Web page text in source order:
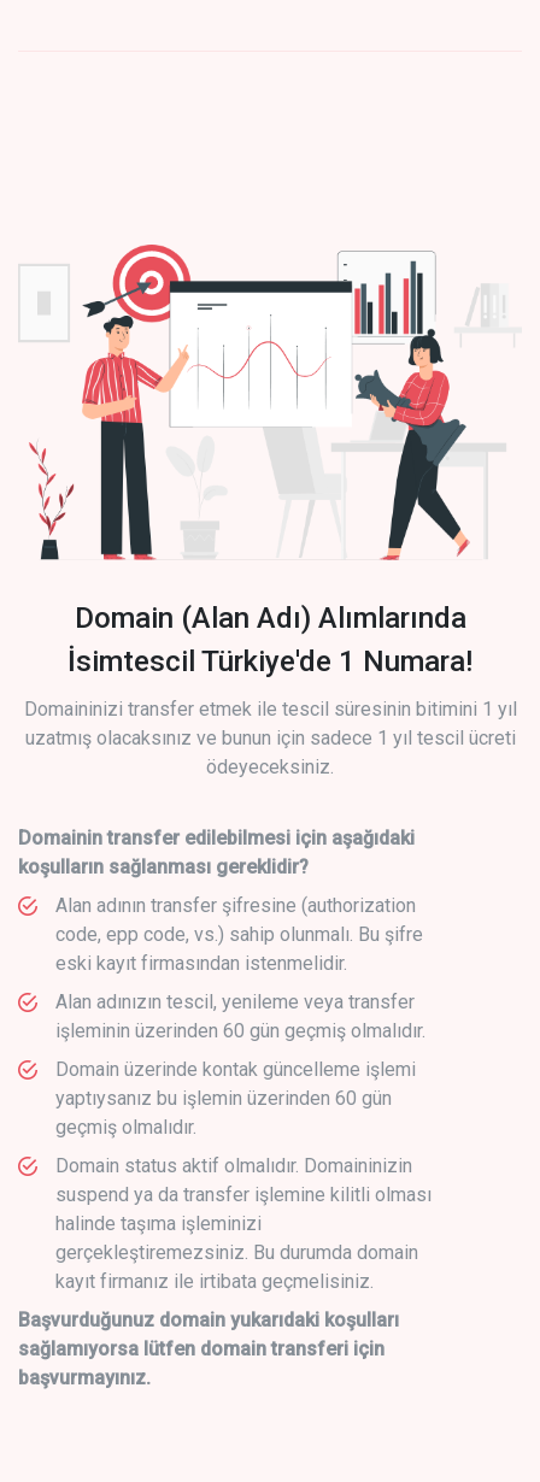
Domain (Alan Adı) Alımlarında
İsimtescil Türkiye'de 1 Numara!
Domaininizi transfer etmek ile tescil süresinin bitimini 1 yıl
uzatmış olacaksınız ve bunun için sadece 1 yıl tescil ücreti
ödeyeceksiniz.
Domainin transfer edilebilmesi için aşağıdaki
koşulların sağlanması gereklidir?
Alan adının transfer şifresine (authorization
code, epp code, vs.) sahip olunmalı. Bu şifre
eski kayıt firmasından istenmelidir.
Alan adınızın tescil, yenileme veya transfer
işleminin üzerinden 60 gün geçmiş olmalıdır.
Domain üzerinde kontak güncelleme işlemi
yaptıysanız bu işlemin üzerinden 60 gün
geçmiş olmalıdır.
Domain status aktif olmalıdır. Domaininizin
suspend ya da transfer işlemine kilitli olması
halinde taşıma işleminizi
gerçekleştiremezsiniz. Bu durumda domain
kayıt firmanız ile irtibata geçmelisiniz.
Başvurduğunuz domain yukarıdaki koşulları
sağlamıyorsa lütfen domain transferi için
başvurmayınız.